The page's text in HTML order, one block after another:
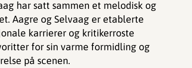
har satt sammen et melodisk og
Aagre og Selvaag er etablerte
karrierer og kritikerroste
for sin varme formidling og
på scenen.